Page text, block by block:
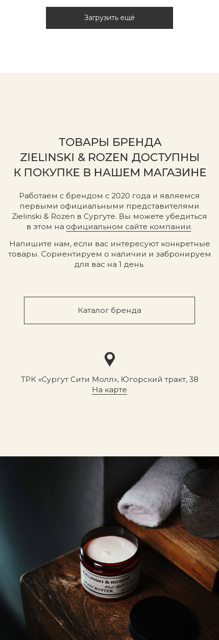
Загрузить ещё
ЧАСТО ЗАДАВАЕМЫЕ ВОПРОСЫ
Вы продаете оригинальную
Есть ли у вас доставка?
Адрес магазина
Первыми узнавайте о новинках
Мы рассказываем о самых интересных новинках
и присылаем полезные советы по уходу. Делимся
только тем, во что влюбились сами.
Соглашаюсь сполитикой
конфиденциальности
Подписаться